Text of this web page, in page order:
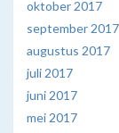
oktober 2017
september 2017
augustus 2017
juli 2017
juni 2017
mei 2017